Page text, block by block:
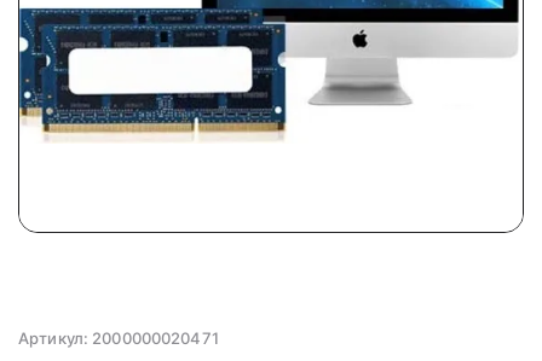
Артикул: 2000000020471